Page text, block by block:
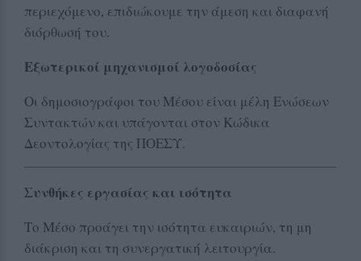
περιεχόμενο, επιδιώκουμε την άμεση και διαφανή
διόρθωσή του.
Εξωτερικοί μηχανισμοί λογοδοσίας
Οι δημοσιογράφοι του Μέσου είναι μέλη Ενώσεων
Συντακτών και υπάγονται στον Κώδικα
Δεοντολογίας της ΠΟΕΣΥ.
Συνθήκες εργασίας και ισότητα
Το Μέσο προάγει την ισότητα ευκαιριών, τη μη
διάκριση και τη συνεργατική λειτουργία.